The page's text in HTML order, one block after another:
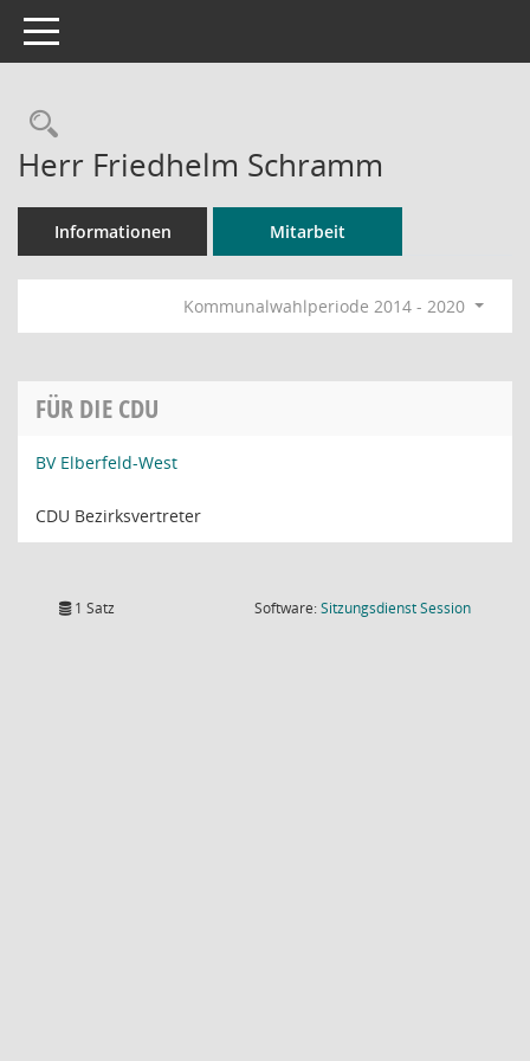
Toggle navigation
Rechercheauswahl
Herr Friedhelm Schramm
Informationen Mitarbeit
Kommunalwahlperiode 2014 - 2020
FÜR DIE CDU
BV Elberfeld-West
CDU Bezirksvertreter
1 Satz Software:SitzungsdienstSession(Wird in